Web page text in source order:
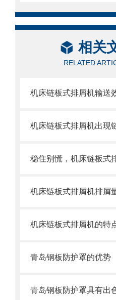
相关
RELATED
机床链板式排屑机的特
青岛钢板防护罩的优势
青岛钢板防护罩具有出